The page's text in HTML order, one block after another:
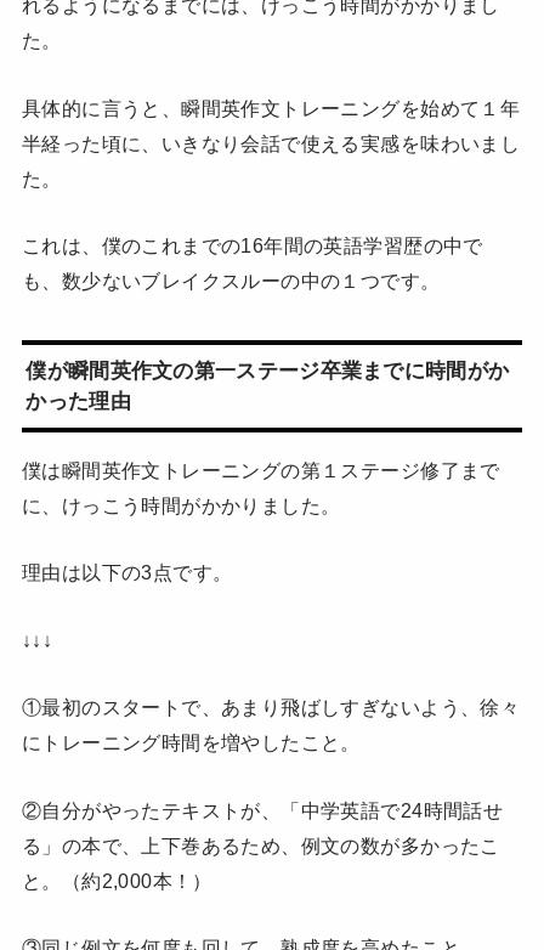
れるようになるまでには、けっこう時間がかかりまし
た。
具体的に言うと、瞬間英作文トレーニングを始めて１年
半経った頃に、いきなり会話で使える実感を味わいまし
た。
これは、僕のこれまでの16年間の英語学習歴の中で
も、数少ないブレイクスルーの中の１つです。
僕が瞬間英作文の第一ステージ卒業までに時間がか
かった理由
僕は瞬間英作文トレーニングの第１ステージ修了まで
に、けっこう時間がかかりました。
理由は以下の3点です。
↓↓↓
①最初のスタートで、あまり飛ばしすぎないよう、徐々
にトレーニング時間を増やしたこと。
②自分がやったテキストが、「中学英語で24時間話せ
る」の本で、上下巻あるため、例文の数が多かったこ
と。（約2,000本！）